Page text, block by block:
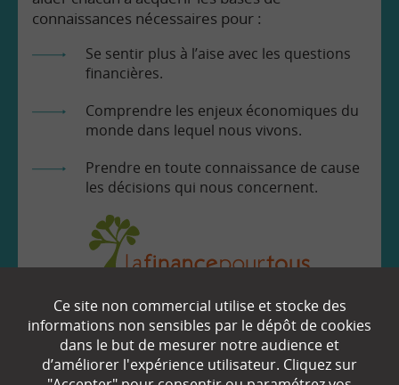
connaissances nécessaires pour :
Se sentir plus à l’aise avec les questions
financières.
Comprendre les enjeux économiques du
monde dans lequel nous vivons.
Prendre en toute connaissance de cause
les décisions qui nous concernent.
EN SAVOIR
Qui sommes-nous ?
Ce site non commercial utilise et stocke des
informations non sensibles par le dépôt de cookies
dans le but de mesurer notre audience et
d’améliorer l'expérience utilisateur. Cliquez sur